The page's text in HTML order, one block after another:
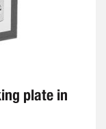
plate in